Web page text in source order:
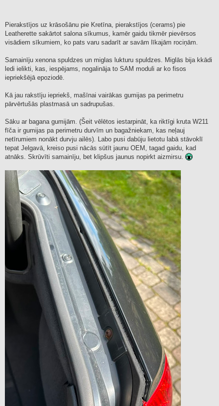
Pierakstījos uz krāsošānu pie Kretīna, pierakstījos (cerams) pie
Leatherette sakārtot salona sīkumus, kamēr gaidu tikmēr pievērsos
visādiem sīkumiem, ko pats varu sadarīt ar savām līkajām rociņām.
Samainīju xenona spuldzes un miglas lukturu spuldzes. Miglās bija kkādi
ledi ielikti, kas, iespējams, nogalināja to SAM moduli ar ko fisos
iepriekšējā epoziodē.
Kā jau rakstīju iepriekš, mašīnai vairākas gumijas pa perimetru
pārvērtušās plastmasā un sadrupušas.
Sāku ar bagana gumijām. (Šeit vēlētos iestarpināt, ka riktīgi kruta W211
fīča ir gumijas pa perimetru durvīm un bagažniekam, kas neļauj
netīrumiem nonākt durvju ailēs). Labo pusi dabūju lietotu labā stāvoklī
tepat Jelgavā, kreiso pusi nācās sūtīt jaunu OEM, tagad gaidu, kad
atnāks. Skrūvīti samainīju, bet klipšus jaunus nopirkt aizmirsu.